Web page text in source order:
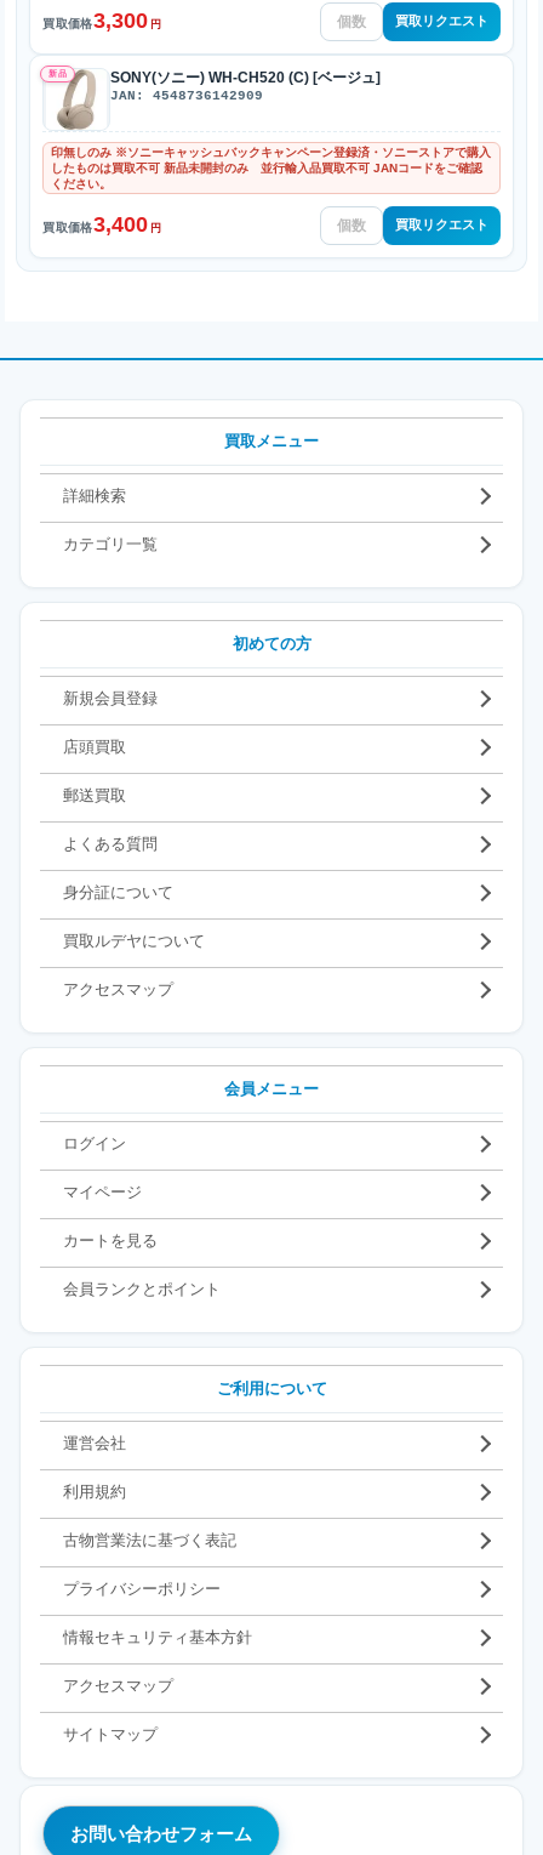
買取価格3,300 円 買取リクエスト
新品 SONY(ソニー) WH-CH520 (C) [ベージュ]
JAN: 4548736142909
印無しのみ ※ソニーキャッシュバックキャンペーン登録済・ソニーストアで購入
したものは買取不可 新品未開封のみ 並行輸入品買取不可 JANコードをご確認
ください。
買取価格3,400 円 買取リクエスト
買取メニュー
詳細検索
カテゴリ一覧
初めての方
新規会員登録
店頭買取
郵送買取
よくある質問
身分証について
買取ルデヤについて
アクセスマップ
会員メニュー
ログイン
マイページ
カートを見る
会員ランクとポイント
ご利用について
運営会社
利用規約
古物営業法に基づく表記
プライバシーポリシー
情報セキュリティ基本方針
アクセスマップ
サイトマップ
お問い合わせフォーム